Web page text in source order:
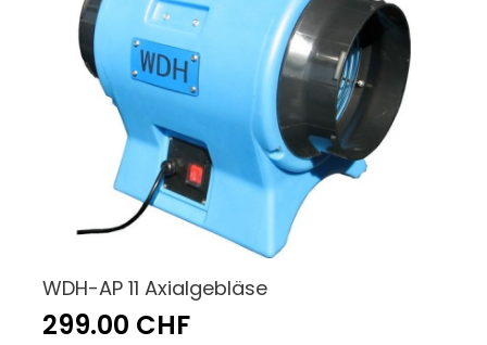
WDH-AP 11 Axialgebläse
299.00 CHF